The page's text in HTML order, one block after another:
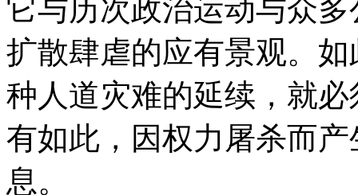
它与历次政治运动与众
扩散肆虐的应有景观。
种人道灾难的延续，就
有如此，因权力屠杀而
息。